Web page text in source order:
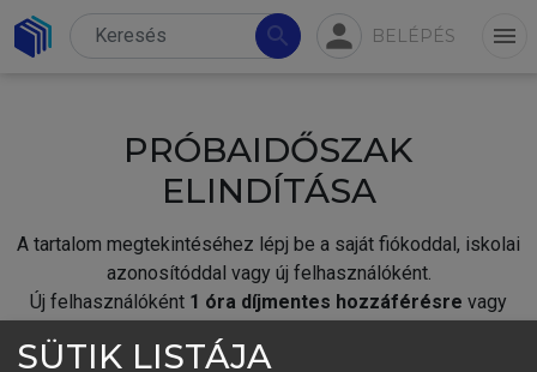
search person BELÉPÉS menu
PRÓBAIDŐSZAK
ELINDÍTÁSA
A tartalom megtekintéséhez lépj be a saját fiókoddal, iskolai
azonosítóddal vagy új felhasználóként.
Új felhasználóként 1 óra díjmentes hozzáférésre vagy
SÜTIK LISTÁJA